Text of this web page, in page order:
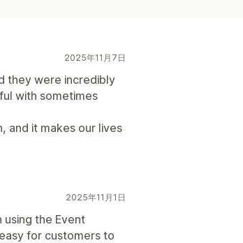
2025年11月7日
they were incredibly
with sometimes
and it makes our lives
2025年11月1日
using the Event
for customers to